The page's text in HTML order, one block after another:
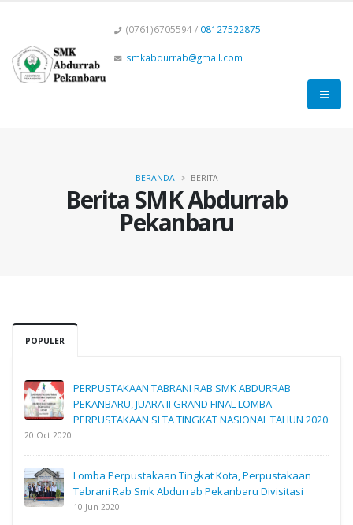
(0761)6705594 / 08127522875
smkabdurrab@gmail.com
Berita SMK Abdurrab
Pekanbaru
BERANDA BERITA
POPULER
PERPUSTAKAAN TABRANI RAB SMK ABDURRAB
PEKANBARU, JUARA II GRAND FINAL LOMBA
PERPUSTAKAAN SLTA TINGKAT NASIONAL TAHUN 2020
20 Oct 2020
Lomba Perpustakaan Tingkat Kota, Perpustakaan
Tabrani Rab Smk Abdurrab Pekanbaru Divisitasi
10 Jun 2020